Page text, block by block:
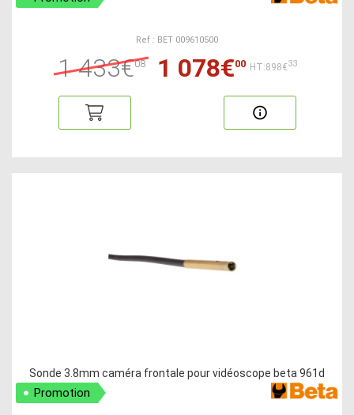
Ref : BET 009610500
1 433€08 1 078€00 HT:898€33
Sonde 3.8mm caméra frontale pour vidéoscope beta 961d
Promotion